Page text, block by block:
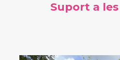
Suport a